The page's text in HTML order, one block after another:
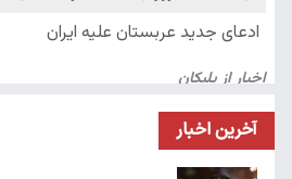
آخرین اخبار